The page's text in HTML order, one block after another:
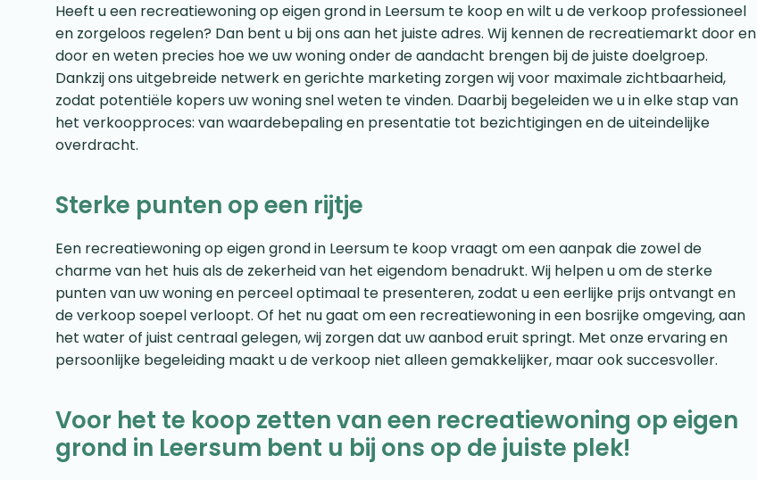
Heeft u een recreatiewoning op eigen grond in Leersum te koop en wilt u de verkoop professioneel
en zorgeloos regelen? Dan bent u bij ons aan het juiste adres. Wij kennen de recreatiemarkt door en
door en weten precies hoe we uw woning onder de aandacht brengen bij de juiste doelgroep.
Dankzij ons uitgebreide netwerk en gerichte marketing zorgen wij voor maximale zichtbaarheid,
zodat potentiële kopers uw woning snel weten te vinden. Daarbij begeleiden we u in elke stap van
het verkoopproces: van waardebepaling en presentatie tot bezichtigingen en de uiteindelijke
overdracht.
Sterke punten op een rijtje
Een recreatiewoning op eigen grond in Leersum te koop vraagt om een aanpak die zowel de
charme van het huis als de zekerheid van het eigendom benadrukt. Wij helpen u om de sterke
punten van uw woning en perceel optimaal te presenteren, zodat u een eerlijke prijs ontvangt en
de verkoop soepel verloopt. Of het nu gaat om een recreatiewoning in een bosrijke omgeving, aan
het water of juist centraal gelegen, wij zorgen dat uw aanbod eruit springt. Met onze ervaring en
persoonlijke begeleiding maakt u de verkoop niet alleen gemakkelijker, maar ook succesvoller.
Voor het te koop zetten van een recreatiewoning op eigen
grond in Leersum bent u bij ons op de juiste plek!